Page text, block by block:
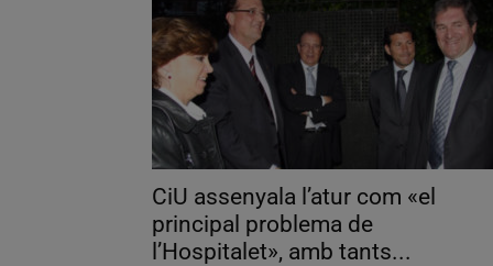
CiU assenyala l’atur com «el
principal problema de
l’Hospitalet», amb tants...